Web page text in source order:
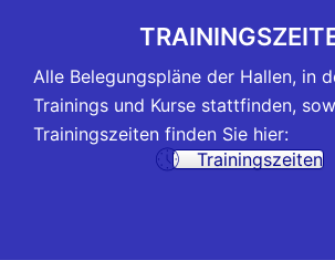
Alle Belegungspläne der Hallen, in
Trainings und Kurse stattfinden,
Trainingszeiten finden Sie hier:
Trainingszeiten